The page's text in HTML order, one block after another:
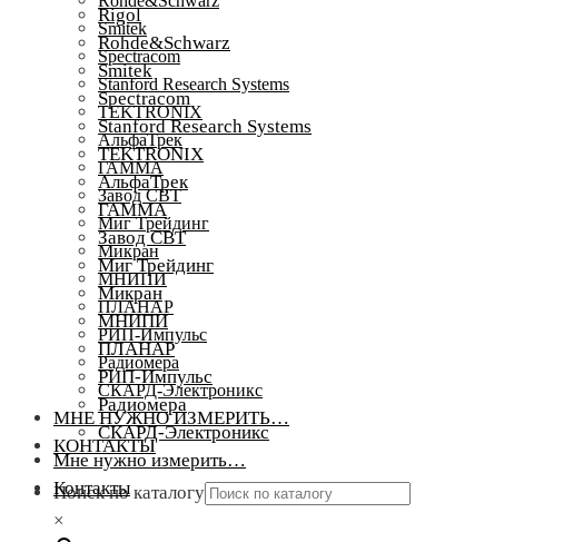
Smitek
Spectracom
Stanford Research Systems
TEKTRONIX
АльфаТрек
ГАММА
Завод СВТ
Миг Трейдинг
Микран
МНИПИ
ПЛАНАР
РИП-Импульс
Радиомера
СКАРД-Электроникс
МНЕ НУЖНО ИЗМЕРИТЬ…
КОНТАКТЫ
Поиск по каталогу
×
Rigol
Rohde&Schwarz
Smitek
Spectracom
Stanford Research Systems
TEKTRONIX
АльфаТрек
ГАММА
Завод СВТ
Миг Трейдинг
Микран
МНИПИ
ПЛАНАР
РИП-Импульс
Радиомера
СКАРД-Электроникс
Мне нужно измерить…
Контакты